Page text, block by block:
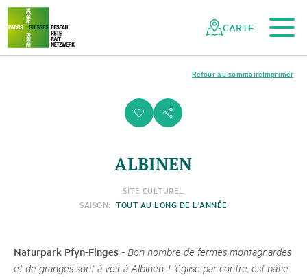
Naviguer
dans
réseau
Navigation
rapide
Vers le contenu principal
Vers la navigation mobile
Vers la recherche
Vers la zone des pieds
Vers le plan du site
CARTE
i s
Imprimer
Retour au sommaire
ALBINEN
SITE CULTUREL
SAISON: TOUT AU LONG DE L'ANNÉE
Naturpark Pfyn-Finges - Bon nombre de fermes montagnardes
et de granges sont à voir à Albinen. L'église par contre, est bâtie